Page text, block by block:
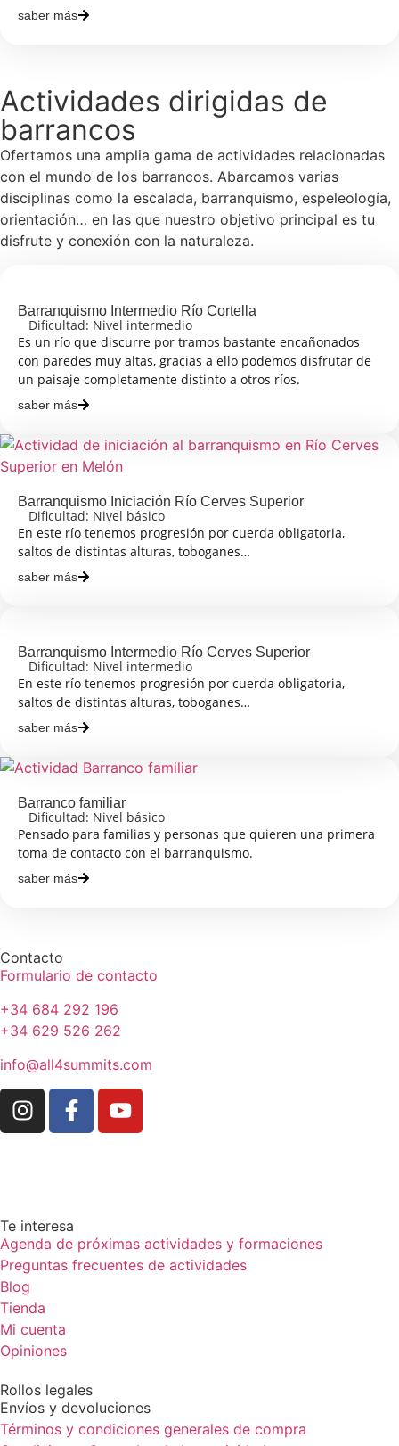
saber más
Actividades dirigidas de
barrancos
Ofertamos una amplia gama de actividades relacionadas
con el mundo de los barrancos. Abarcamos varias
disciplinas como la escalada, barranquismo, espeleología,
orientación… en las que nuestro objetivo principal es tu
disfrute y conexión con la naturaleza.
Barranquismo Intermedio Río Cortella
Dificultad: Nivel intermedio
Es un río que discurre por tramos bastante encañonados
con paredes muy altas, gracias a ello podemos disfrutar de
un paisaje completamente distinto a otros ríos.
saber más
Barranquismo Iniciación Río Cerves Superior
Dificultad: Nivel básico
En este río tenemos progresión por cuerda obligatoria,
saltos de distintas alturas, toboganes…
saber más
Barranquismo Intermedio Río Cerves Superior
Dificultad: Nivel intermedio
En este río tenemos progresión por cuerda obligatoria,
saltos de distintas alturas, toboganes…
saber más
Barranco familiar
Dificultad: Nivel básico
Pensado para familias y personas que quieren una primera
toma de contacto con el barranquismo.
saber más
Contacto
Formulario de contacto
+34 684 292 196
+34 629 526 262
info@all4summits.com
Te interesa
Agenda de próximas actividades y formaciones
Preguntas frecuentes de actividades
Blog
Tienda
Mi cuenta
Opiniones
Rollos legales
Envíos y devoluciones
Términos y condiciones generales de compra